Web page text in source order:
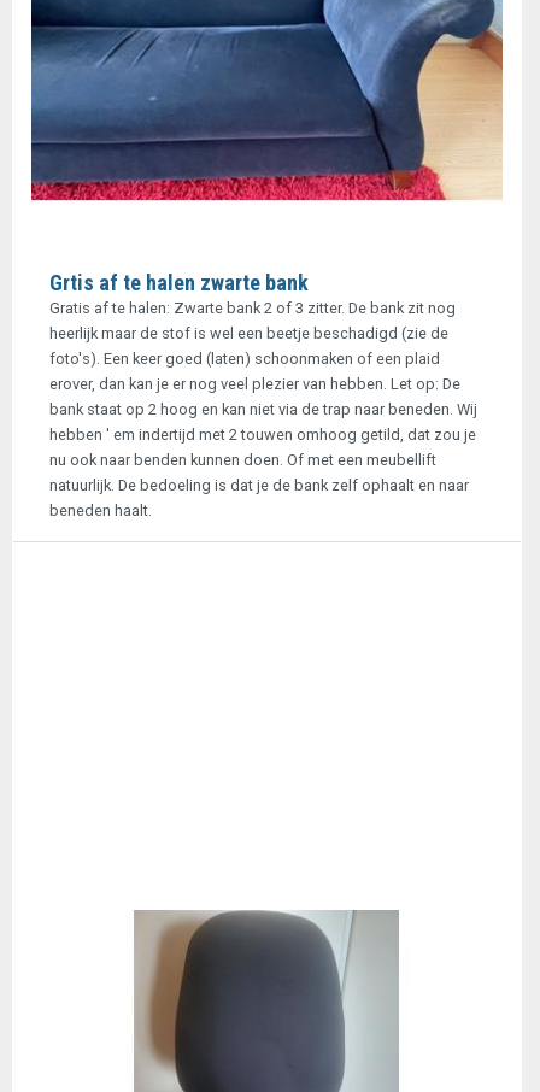
Grtis af te halen zwarte bank
Gratis af te halen: Zwarte bank 2 of 3 zitter. De bank zit nog
heerlijk maar de stof is wel een beetje beschadigd (zie de
foto's). Een keer goed (laten) schoonmaken of een plaid
erover, dan kan je er nog veel plezier van hebben. Let op: De
bank staat op 2 hoog en kan niet via de trap naar beneden. Wij
hebben ' em indertijd met 2 touwen omhoog getild, dat zou je
nu ook naar benden kunnen doen. Of met een meubellift
natuurlijk. De bedoeling is dat je de bank zelf ophaalt en naar
beneden haalt.